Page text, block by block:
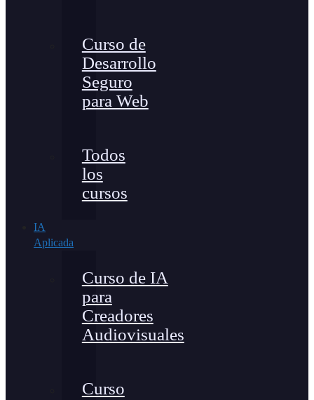
Curso de
Desarrollo
Seguro
para Web
Todos
los
cursos
IA
Aplicada
Curso de IA
para
Creadores
Audiovisuales
Curso